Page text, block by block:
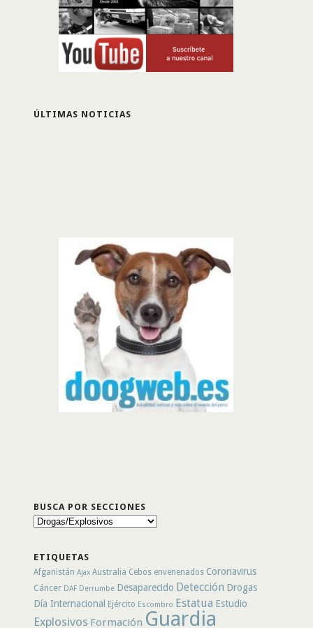
ÚLTIMAS NOTICIAS
BUSCA POR SECCIONES
Busca
ETIQUETAS
Afganistán Ajax Australia Cebos envenenados Coronavirus
Cáncer DAF Derrumbe Desaparecido Detección Drogas
Día Internacional Ejército Escombro Estatua Estudio
Explosivos Formación Guardia